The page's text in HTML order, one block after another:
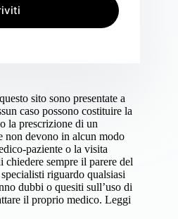
sito sono presentate a
caso possono costituire la
la prescrizione di un
non devono in alcun modo
paziente o la visita
chiedere sempre il parere del
riguardo qualsiasi
dubbi o quesiti sull’uso di
il proprio medico. Leggi